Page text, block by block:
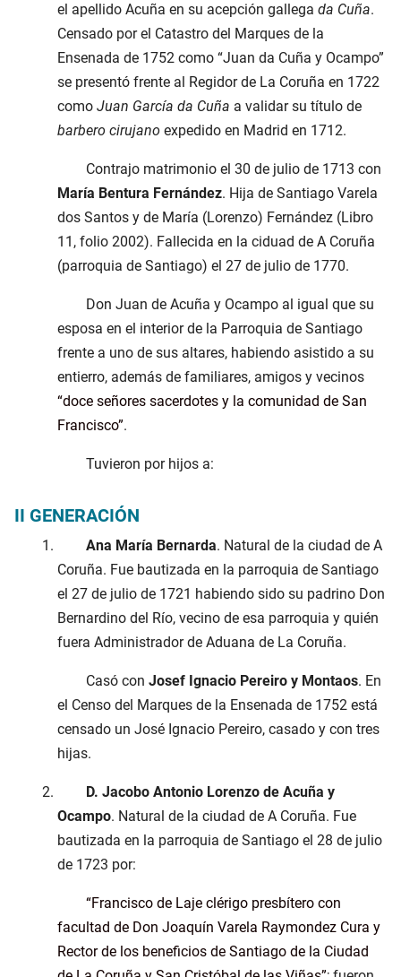
el apellido Acuña en su acepción gallega da Cuña.
Censado por el Catastro del Marques de la
Ensenada de 1752 como “Juan da Cuña y Ocampo”
se presentó frente al Regidor de La Coruña en 1722
como Juan García da Cuña a validar su título de
barbero cirujano expedido en Madrid en 1712.
Contrajo matrimonio el 30 de julio de 1713 con
María Bentura Fernández. Hija de Santiago Varela
dos Santos y de María (Lorenzo) Fernández (Libro
11, folio 2002). Fallecida en la ciduad de A Coruña
(parroquia de Santiago) el 27 de julio de 1770.
Don Juan de Acuña y Ocampo al igual que su
esposa en el interior de la Parroquia de Santiago
frente a uno de sus altares, habiendo asistido a su
entierro, además de familiares, amigos y vecinos
doce señores sacerdotes y la comunidad de San
Francisco .
Tuvieron por hijos a:
II GENERACIÓN
Ana María Bernarda. Natural de la ciudad de A
Coruña. Fue bautizada en la parroquia de Santiago
el 27 de julio de 1721 habiendo sido su padrino Don
Bernardino del Río, vecino de esa parroquia y quién
fuera Administrador de Aduana de La Coruña.
Casó con Josef Ignacio Pereiro y Montaos. En
el Censo del Marques de la Ensenada de 1752 está
censado un José Ignacio Pereiro, casado y con tres
hijas.
D. Jacobo Antonio Lorenzo de Acuña y
Ocampo. Natural de la ciudad de A Coruña. Fue
bautizada en la parroquia de Santiago el 28 de julio
de 1723 por:
Francisco de Laje clérigo presbítero con
facultad de Don Joaquín Varela Raymondez Cura y
Rector de los beneficios de Santiago de la Ciudad